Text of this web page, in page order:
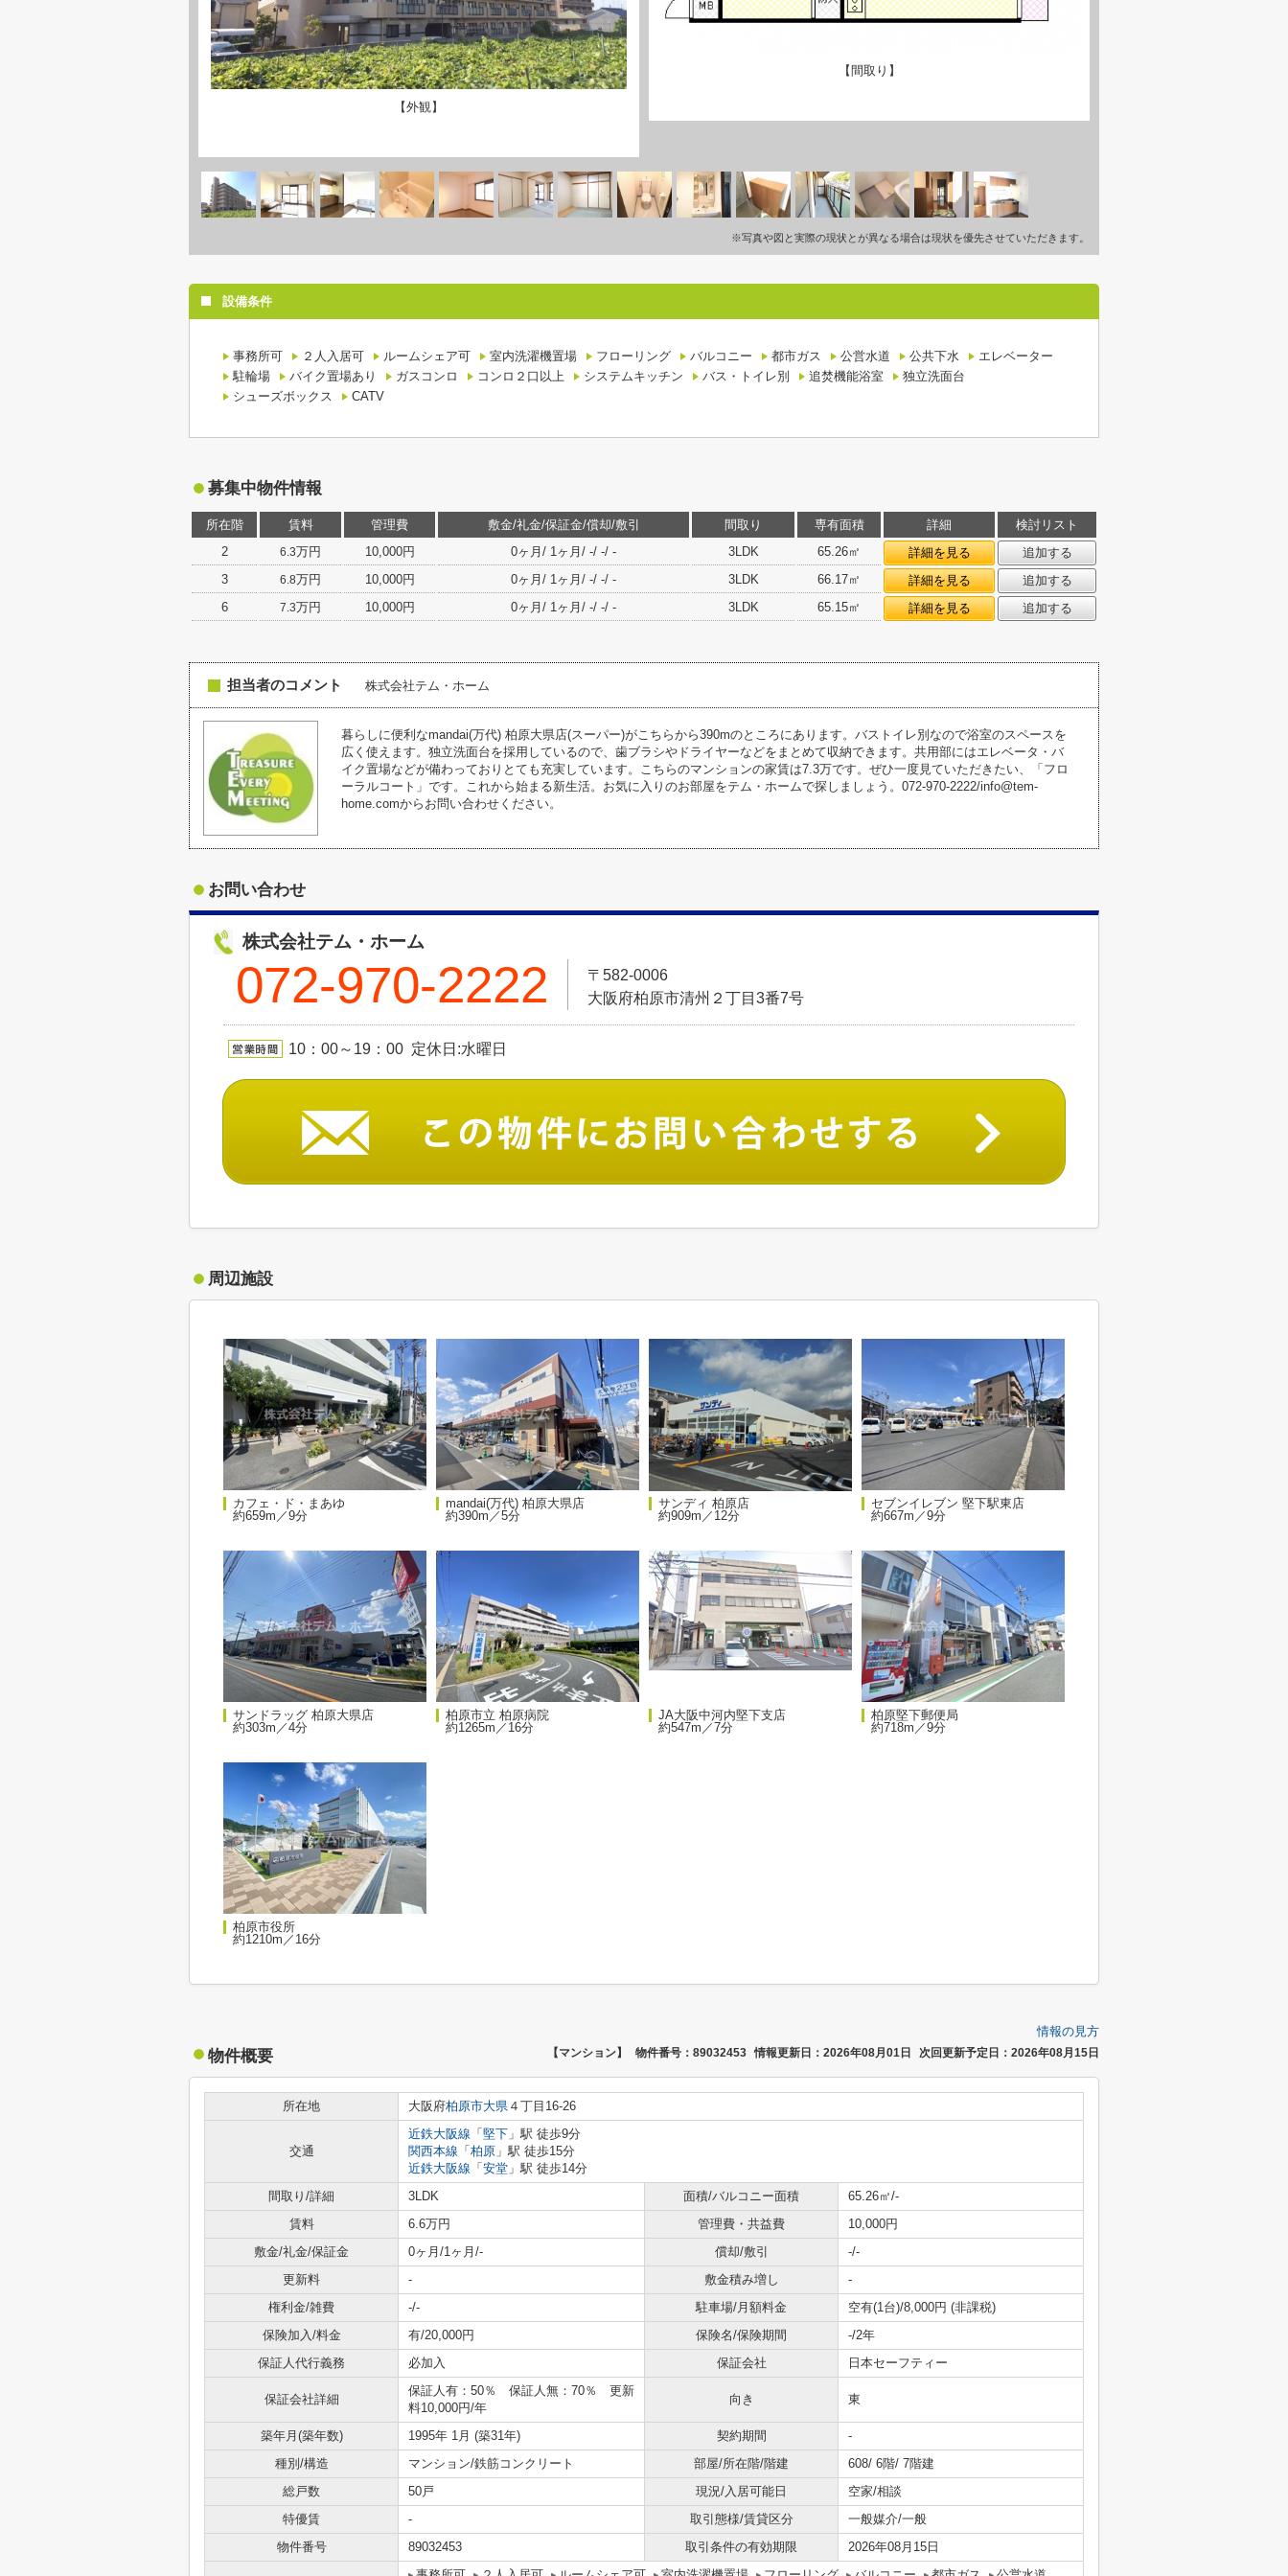
【外観】
【間取り】
※写真や図と実際の現状とが異なる場合は現状を優先させていただきます。
設備条件
事務所可 ２人入居可 ルームシェア可 室内洗濯機置場 フローリング バルコニー 都市ガス 公営水道 公共下水
エレベーター
駐輪場
バイク置場あり ガスコンロ コンロ２口以上 システムキッチン バス・トイレ別 追焚機能浴室
独立洗面台
シューズボックス
CATV
募集中物件情報
所在階 賃料 管理費 敷金/礼金/保証金/償却/敷引 間取り 専有面積 詳細
検討リスト
2
6.3万円 10,000円 0ヶ月/ 1ヶ月/ -/ -/ - 3LDK 65.26㎡ 詳細を見る
追加する
3
6.8万円 10,000円 0ヶ月/ 1ヶ月/ -/ -/ - 3LDK 66.17㎡ 詳細を見る
追加する
6
7.3万円 10,000円 0ヶ月/ 1ヶ月/ -/ -/ - 3LDK 65.15㎡ 詳細を見る 追加する
担当者のコメント 株式会社テム・ホーム
暮らしに便利なmandai(万代) 柏原大県店(スーパー)がこちらから390mのところにあります。バストイレ別なので浴室のスペースを
広く使えます。独立洗面台を採用しているので、歯ブラシやドライヤーなどをまとめて収納できます。共用部にはエレベータ・バ
イク置場などが備わっておりとても充実しています。こちらのマンションの家賃は7.3万です。ぜひ一度見ていただきたい、「フロ
ーラルコート」です。これから始まる新生活。お気に入りのお部屋をテム・ホームで探しましょう。072-970-2222/info@tem-
home.comからお問い合わせください。
お問い合わせ
株式会社テム・ホーム
072-970-2222
〒582-0006
大阪府柏原市清州２丁目3番7号
10：00～19：00 定休日:水曜日
周辺施設
カフェ・ド・まあゆ
約659m／9分
mandai(万代) 柏原大県店
約390m／5分
サンディ 柏原店
約909m／12分
セブンイレブン 堅下駅東店
約667m／9分
サンドラッグ 柏原大県店
約303m／4分
柏原市立 柏原病院
約1265m／16分
JA大阪中河内堅下支店
約547m／7分
柏原堅下郵便局
約718m／9分
柏原市役所
約1210m／16分
情報の見方
物件概要 【マンション】 物件番号：89032453 情報更新日：2026年08月01日 次回更新予定日：2026年08月15日
所在地 大阪府柏原市大県 ４丁目16-26
交通
近鉄大阪線 「 堅下 」駅 徒歩9分
関西本線 「 柏原 」駅 徒歩15分
近鉄大阪線 「 安堂 」駅 徒歩14分
間取り/詳細
3LDK 面積/バルコニー面積
65.26㎡/-
賃料
6.6万円 管理費・共益費
10,000円
敷金/礼金/保証金
0ヶ月/1ヶ月/- 償却/敷引
-/-
更新料
- 敷金積み増し
-
権利金/雑費
-/- 駐車場/月額料金
空有(1台)/8,000円 (非課税)
保険加入/料金
有/20,000円 保険名/保険期間
-/2年
保証人代行義務
必加入 保証会社 日本セーフティー
保証会社詳細
保証人有：50％ 保証人無：70％ 更新
料10,000円/年
向き 東
築年月(築年数) 1995年 1月 (築31年) 契約期間
-
種別/構造
マンション/鉄筋コンクリート 部屋/所在階/階建
608/ 6階/ 7階建
総戸数
50戸 現況/入居可能日
空家/相談
特優賃
- 取引態様/賃貸区分
一般媒介/一般
物件番号
89032453 取引条件の有効期限
2026年08月15日